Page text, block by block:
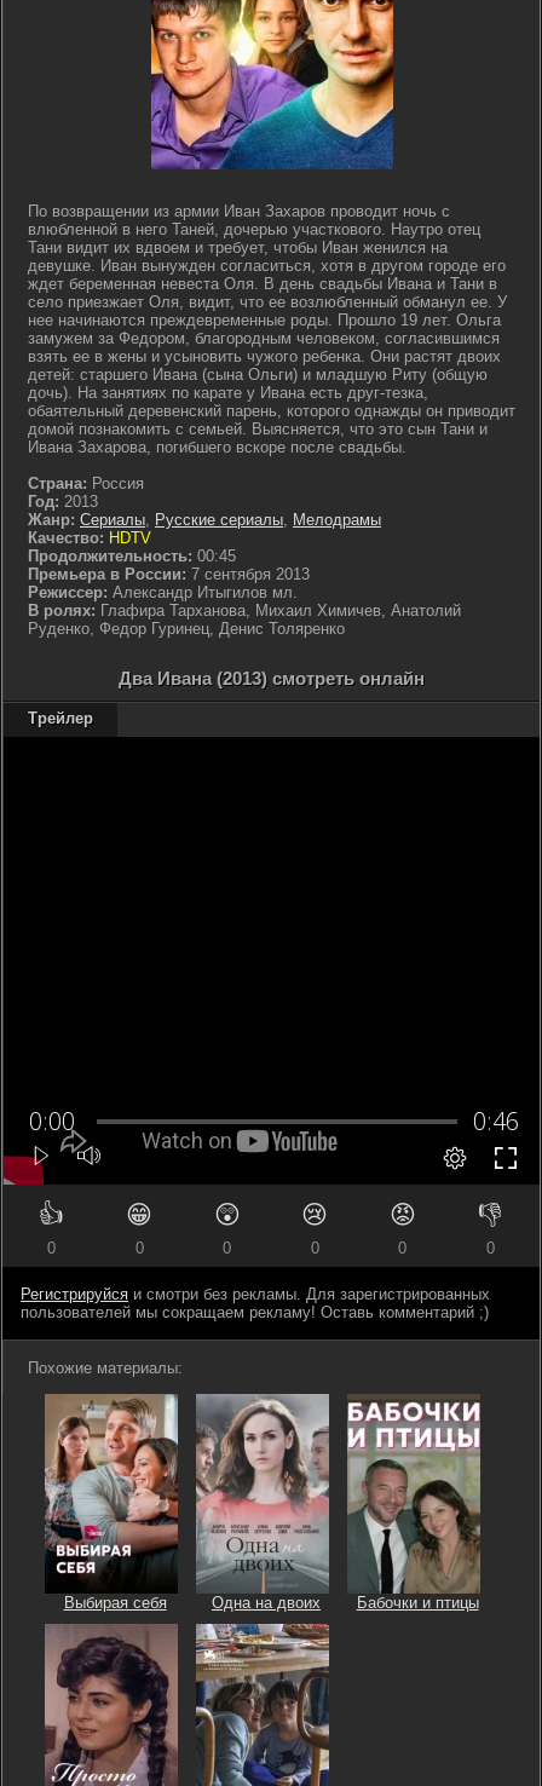
По возвращении из армии Иван Захаров проводит ночь с
влюбленной в него Таней, дочерью участкового. Наутро отец
Тани видит их вдвоем и требует, чтобы Иван женился на
девушке. Иван вынужден согласиться, хотя в другом городе его
ждет беременная невеста Оля. В день свадьбы Ивана и Тани в
село приезжает Оля, видит, что ее возлюбленный обманул ее. У
нее начинаются преждевременные роды. Прошло 19 лет. Ольга
замужем за Федором, благородным человеком, согласившимся
взять ее в жены и усыновить чужого ребенка. Они растят двоих
детей: старшего Ивана (сына Ольги) и младшую Риту (общую
дочь). На занятиях по карате у Ивана есть друг-тезка,
обаятельный деревенский парень, которого однажды он приводит
домой познакомить с семьей. Выясняется, что это сын Тани и
Ивана Захарова, погибшего вскоре после свадьбы.
Страна: Россия
Год: 2013
Жанр: Сериалы, Русские сериалы, Мелодрамы
Качество: HDTV
Продолжительность: 00:45
Премьера в России: 7 сентября 2013
Режиссер: Александр Итыгилов мл.
В ролях: Глафира Тарханова, Михаил Химичев, Анатолий
Руденко, Федор Гуринец, Денис Толяренко
Два Ивана (2013) смотреть онлайн
Трейлер
👍
0
😁
0
😲
0
😢
0
😡
0
👎
0
Регистрируйся и смотри без рекламы. Для зарегистрированных
пользователей мы сокращаем рекламу! Оставь комментарий ;)
Похожие материалы:
Выбирая себя Одна на двоих Бабочки и птицы